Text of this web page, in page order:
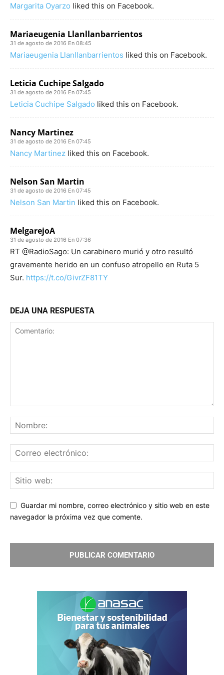
Margarita Oyarzo liked this on Facebook.
Mariaeugenia Llanllanbarrientos
31 de agosto de 2016 En 08:45
Mariaeugenia Llanllanbarrientos liked this on Facebook.
Leticia Cuchipe Salgado
31 de agosto de 2016 En 07:45
Leticia Cuchipe Salgado liked this on Facebook.
Nancy Martinez
31 de agosto de 2016 En 07:45
Nancy Martinez liked this on Facebook.
Nelson San Martin
31 de agosto de 2016 En 07:45
Nelson San Martin liked this on Facebook.
MelgarejoA
31 de agosto de 2016 En 07:36
RT @RadioSago: Un carabinero murió y otro resultó
gravemente herido en un confuso atropello en Ruta 5
Sur. https://t.co/GivrZF81TY
DEJA UNA RESPUESTA
Guardar mi nombre, correo electrónico y sitio web en este
navegador la próxima vez que comente.